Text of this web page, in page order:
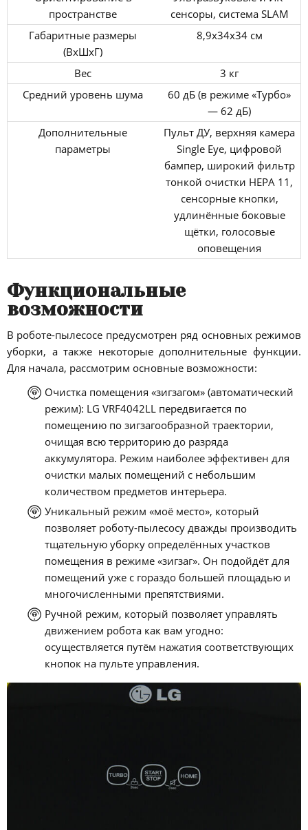
пространстве
сенсоры, система SLAM
Габаритные размеры
(ВхШхГ)
8,9х34х34 см
Вес
3 кг
Средний уровень шума
60 дБ (в режиме «Турбо»
— 62 дБ)
Дополнительные
параметры
Пульт ДУ, верхняя камера
Single Eye, цифровой
бампер, широкий фильтр
тонкой очистки HEPA 11,
сенсорные кнопки,
удлинённые боковые
щётки, голосовые
оповещения
Функциональные
возможности
В роботе-пылесосе предусмотрен ряд основных режимов
уборки, а также некоторые дополнительные функции.
Для начала, рассмотрим основные возможности:
Очистка помещения «зигзагом» (автоматический
режим): LG VRF4042LL передвигается по
помещению по зигзагообразной траектории,
очищая всю территорию до разряда
аккумулятора. Режим наиболее эффективен для
очистки малых помещений с небольшим
количеством предметов интерьера.
Уникальный режим «моё место», который
позволяет роботу-пылесосу дважды производить
тщательную уборку определённых участков
помещения в режиме «зигзаг». Он подойдёт для
помещений уже с гораздо большей площадью и
многочисленными препятствиями.
Ручной режим, который позволяет управлять
движением робота как вам угодно:
осуществляется путём нажатия соответствующих
кнопок на пульте управления.